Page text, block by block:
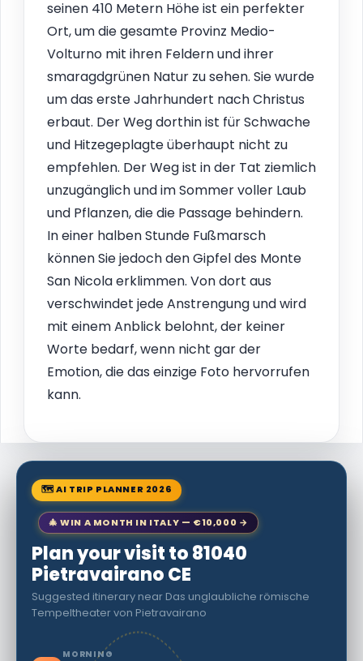
seinen 410 Metern Höhe ist ein perfekter
Ort, um die gesamte Provinz Medio-
Volturno mit ihren Feldern und ihrer
smaragdgrünen Natur zu sehen. Sie wurde
um das erste Jahrhundert nach Christus
erbaut. Der Weg dorthin ist für Schwache
und Hitzegeplagte überhaupt nicht zu
empfehlen. Der Weg ist in der Tat ziemlich
unzugänglich und im Sommer voller Laub
und Pflanzen, die die Passage behindern.
In einer halben Stunde Fußmarsch
können Sie jedoch den Gipfel des Monte
San Nicola erklimmen. Von dort aus
verschwindet jede Anstrengung und wird
mit einem Anblick belohnt, der keiner
Worte bedarf, wenn nicht gar der
Emotion, die das einzige Foto hervorrufen
kann.
🗺 AI TRIP PLANNER 2026
🎄 WIN A MONTH IN ITALY — €10,000 →
Plan your visit to 81040
Pietravairano CE
Suggested itinerary near Das unglaubliche römische
Tempeltheater von Pietravairano
MORNING